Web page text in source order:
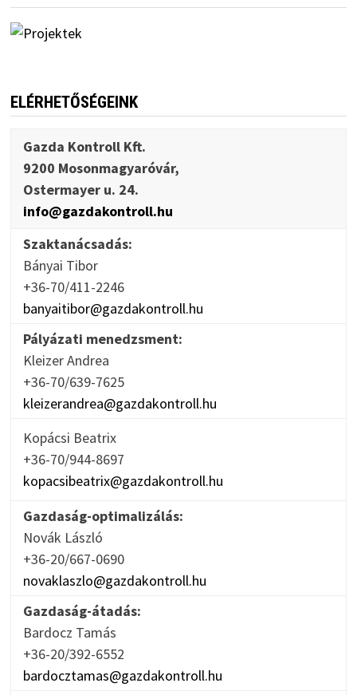
ELÉRHETŐSÉGEINK
Gazda Kontroll Kft.
9200 Mosonmagyaróvár,
Ostermayer u. 24.
info@gazdakontroll.hu
Szaktanácsadás:
Bányai Tibor
+36-70/411-2246
banyaitibor@gazdakontroll.hu
Pályázati menedzsment:
Kleizer Andrea
+36-70/639-7625
kleizerandrea@gazdakontroll.hu
Kopácsi Beatrix
+36-70/944-8697
kopacsibeatrix@gazdakontroll.hu
Gazdaság-optimalizálás:
Novák László
+36-20/667-0690
novaklaszlo@gazdakontroll.hu
Gazdaság-átadás:
Bardocz Tamás
+36-20/392-6552
bardocztamas@gazdakontroll.hu